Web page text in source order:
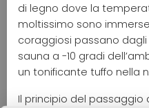
di legno dove la
moltissimo sono
coraggiosi passano
sauna a -10 gradi
un tonificante tuffo nella
Il principio del